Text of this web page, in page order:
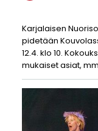
Karjalaisen
pidetään
12.4. klo 10.
mukaiset asiat,